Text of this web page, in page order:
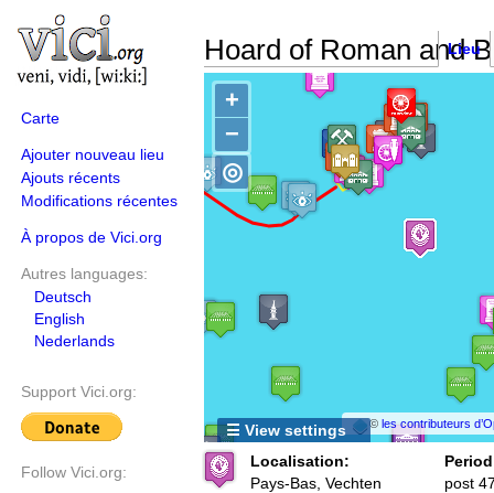
Carte
Ajouter nouveau lieu
Ajouts récents
Modifications récentes
À propos de Vici.org
Autres languages:
Deutsch
English
Nederlands
Support Vici.org:
Follow Vici.org:
Hoard of Roman and
Lieu
+
−
©les contributeurs
◎
☰ View settings
Localisation:
Pays-Bas, Vechten
post